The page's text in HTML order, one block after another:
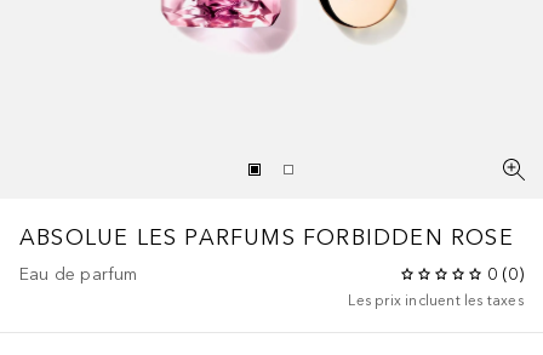
ABSOLUE LES PARFUMS FORBIDDEN ROSE
Eau de parfum 0 (0)
Les prix incluent les taxes